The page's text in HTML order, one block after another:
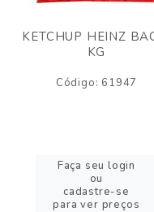
KETCHUP HEINZ
KG
Código: 61947
Faça seu login
ou
cadastre-se
para ver preços